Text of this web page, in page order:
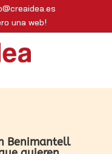
una web!
Benimantell